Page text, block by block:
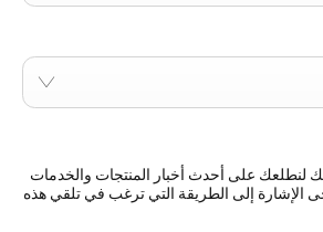
لنطلعك على أحدث أخبار المنتجات والخدمات
الإشارة إلى الطريقة التي ترغب في تلقي هذه